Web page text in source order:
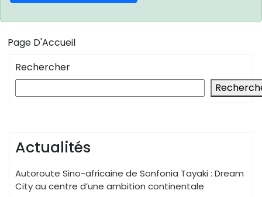
Page D'Accueil
Rechercher
Actualités
Autoroute Sino-africaine de Sonfonia Tayaki : Dream
City au centre d’une ambition continentale